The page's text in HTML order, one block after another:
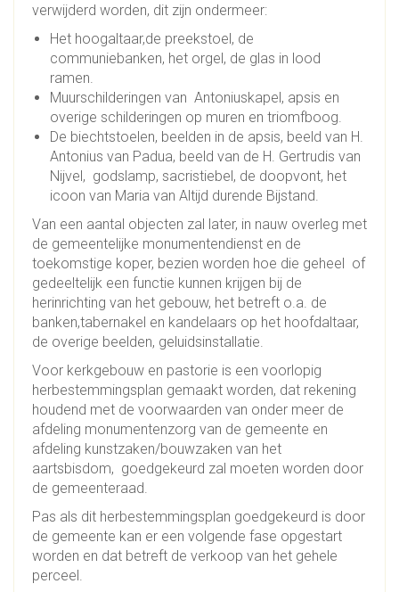
verwijderd worden, dit zijn ondermeer:
Het hoogaltaar,de preekstoel, de
communiebanken, het orgel, de glas in lood
ramen.
Muurschilderingen van Antoniuskapel, apsis en
overige schilderingen op muren en triomfboog.
De biechtstoelen, beelden in de apsis, beeld van H.
Antonius van Padua, beeld van de H. Gertrudis van
Nijvel, godslamp, sacristiebel, de doopvont, het
icoon van Maria van Altijd durende Bijstand.
Van een aantal objecten zal later, in nauw overleg met
de gemeentelijke monumentendienst en de
toekomstige koper, bezien worden hoe die geheel of
gedeeltelijk een functie kunnen krijgen bij de
herinrichting van het gebouw, het betreft o.a. de
banken,tabernakel en kandelaars op het hoofdaltaar,
de overige beelden, geluidsinstallatie.
Voor kerkgebouw en pastorie is een voorlopig
herbestemmingsplan gemaakt worden, dat rekening
houdend met de voorwaarden van onder meer de
afdeling monumentenzorg van de gemeente en
afdeling kunstzaken/bouwzaken van het
aartsbisdom, goedgekeurd zal moeten worden door
de gemeenteraad.
Pas als dit herbestemmingsplan goedgekeurd is door
de gemeente kan er een volgende fase opgestart
worden en dat betreft de verkoop van het gehele
perceel.